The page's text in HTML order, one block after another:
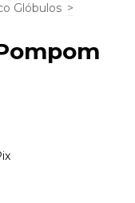
Glóbulos >